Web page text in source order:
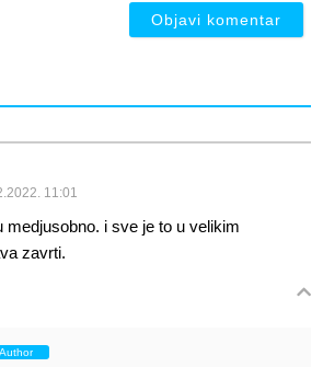
11:01
i sve je to u velikim
zavrti.
Author